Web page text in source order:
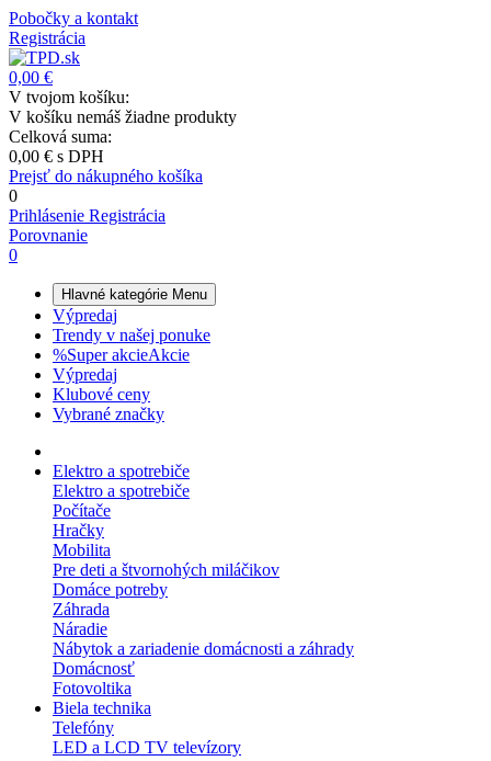
Pobočky a kontakt
Registrácia
0,00 €
V tvojom košíku:
V košíku nemáš žiadne produkty
Celková suma:
0,00 € s DPH
Prejsť do nákupného košíka
0
Prihlásenie Registrácia
Porovnanie
0
Hlavné kategórie Menu
Výpredaj
Trendy v našej ponuke
%Super akcieAkcie
Výpredaj
Klubové ceny
Vybrané značky
Elektro a spotrebiče
Elektro a spotrebiče
Počítače
Hračky
Mobilita
Pre deti a štvornohých miláčikov
Domáce potreby
Záhrada
Náradie
Nábytok a zariadenie domácnosti a záhrady
Domácnosť
Fotovoltika
Biela technika
Telefóny
LED a LCD TV televízory